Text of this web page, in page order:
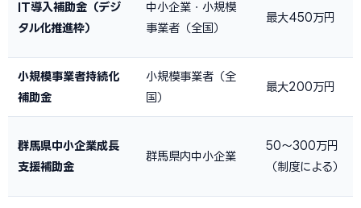
IT導入補助金（デジ
タル化推進枠）
中小企業・小規模
事業者（全国）
最大450万円
小規模事業者持続化
補助金
小規模事業者（全
国）
最大200万円
群馬県中小企業成長
支援補助金
群馬県内中小企業
50〜300万円
（制度による）